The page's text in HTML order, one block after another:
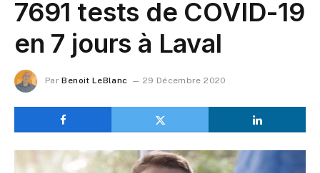
7691 tests de COVID-19
en 7 jours à Laval
Par Benoit LeBlanc 29 Décembre 2020